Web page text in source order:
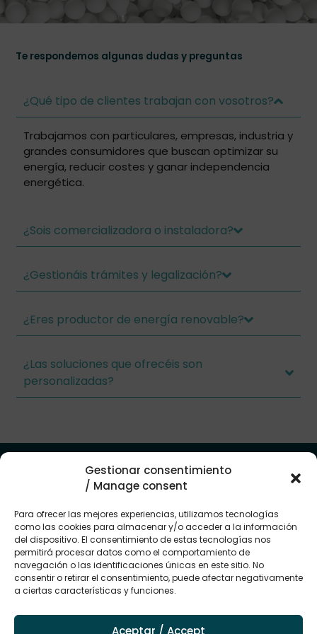
Gestionar consentimiento
/ Manage consent
Para ofrecer las mejores experiencias, utilizamos tecnologías
como las cookies para almacenar y/o acceder a la información
del dispositivo. El consentimiento de estas tecnologías nos
permitirá procesar datos como el comportamiento de
navegación o las identificaciones únicas en este sitio. No
consentir o retirar el consentimiento, puede afectar negativamente
a ciertas características y funciones.
Aceptar / Accept
Te respondemos algunas dudas y preguntas
¿Qué tipo de clientes trabajan con vosotros?
Trabajamos con particulares, empresas, industria y
grandes consumidores que buscan optimizar su
energía, reducir costes y ganar independencia
energética.
¿Sois comercializadora o instaladora?
¿Gestionáis trámites y legalización?
¿Eres productor de energía renovable?
¿Las soluciones que ofrecéis son
personalizadas?
Una energía que conecta contigo y con tu futuro
En Renovae hacemos fácil el acceso a soluciones
eficientes y rentables, para que ahorres y ganes en
tranquilidad desde el primer momento.
→ Contacta con nosotros
Mapa del
sitio
Energia
Empresas del
grupo
Renovae
Avisos